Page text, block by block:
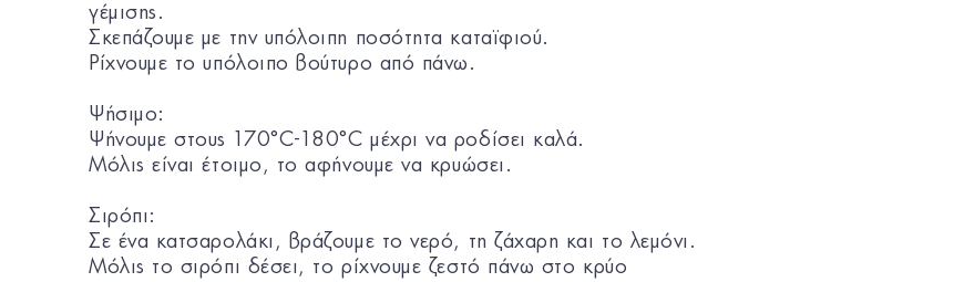
γέμισης.
Σκεπάζουμε με την υπόλοιπη ποσότητα καταϊφιού.
Ρίχνουμε το υπόλοιπο βούτυρο από πάνω.
Ψήσιμο:
Ψήνουμε στους 170°C-180°C μέχρι να ροδίσει καλά.
Μόλις είναι έτοιμο, το αφήνουμε να κρυώσει.
Σιρόπι:
Σε ένα κατσαρολάκι, βράζουμε το νερό, τη ζάχαρη και το λεμόνι.
Μόλις το σιρόπι δέσει, το ρίχνουμε ζεστό πάνω στο κρύο